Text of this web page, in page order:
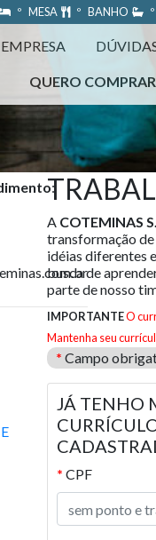
htm11/
º MESA º BANHO
EMPRESA
QUERO COMPRAR
:
A COTEMINAS
transformação de
idéias diferentes
busca de
parte de nosso
IMPORTANTEO
Mantenha seu
* Campo
JÁ TENHO
* CPF